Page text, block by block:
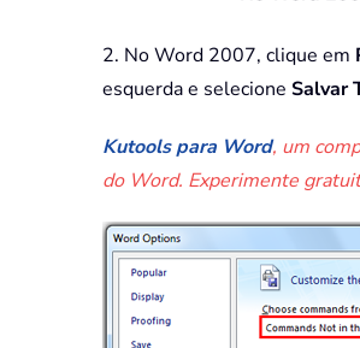
2. No Word 2007, clique em
esquerda e selecione Salvar
Kutools para Word, um
do Word. Experimente